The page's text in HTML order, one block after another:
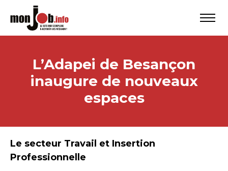
L’Adapei de Besançon
inaugure de nouveaux
espaces
Le secteur Travail et Insertion
Professionnelle